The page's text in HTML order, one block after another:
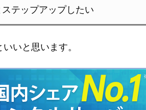
テップアップしたい
いと思います。